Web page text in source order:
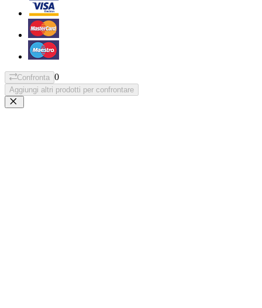
Confronta 0
Aggiungi altri prodotti per confrontare